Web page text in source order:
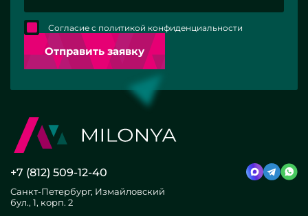
Отправить заявку
Согласие с политикой конфиденциальности
+7 (812) 509-12-40
Санкт-Петербург, Измайловский
бул., 1, корп. 2